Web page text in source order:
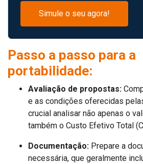
Simule o seu agora!
Passo a passo para a
portabilidade:
Avaliação de propostas:
e as condições oferecidas
crucial analisar não apenas o
também o Custo Efetivo Total
Documentação: Prepare a
necessária, que geralmente